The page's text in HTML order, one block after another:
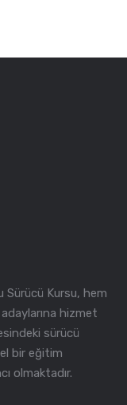
Sürücü Kursu, hem
hizmet
sürücü
bir eğitim
olmaktadır.